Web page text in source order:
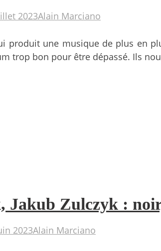
2023Alain Marciano
produit une musique de plus en
trop bon pour être dépassé. Ils
Jakub Zulczyk :
2023Alain Marciano